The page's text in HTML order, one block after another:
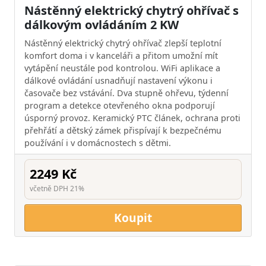
Nástěnný elektrický chytrý ohřívač s
dálkovým ovládáním 2 KW
Nástěnný elektrický chytrý ohřívač zlepší teplotní
komfort doma i v kanceláři a přitom umožní mít
vytápění neustále pod kontrolou. WiFi aplikace a
dálkové ovládání usnadňují nastavení výkonu i
časovače bez vstávání. Dva stupně ohřevu, týdenní
program a detekce otevřeného okna podporují
úsporný provoz. Keramický PTC článek, ochrana proti
přehřátí a dětský zámek přispívají k bezpečnému
používání i v domácnostech s dětmi.
2249 Kč
včetně DPH 21%
Koupit